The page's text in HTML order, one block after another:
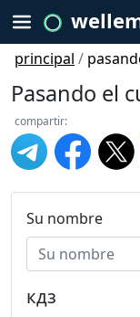
principal /
Pasando el
compartir:
Su nombre
кдз